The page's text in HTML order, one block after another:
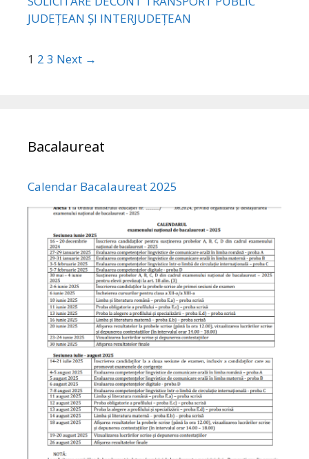
JUDEȚEAN ȘI INTERJUDEȚEAN
1 2 3 Next →
Bacalaureat
Calendar Bacalaureat 2025